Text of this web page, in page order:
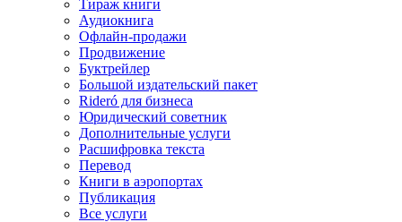
Тираж книги
Аудиокнига
Офлайн-продажи
Продвижение
Буктрейлер
Большой издательский пакет
Rideró для бизнеса
Юридический советник
Дополнительные услуги
Расшифровка текста
Перевод
Книги в аэропортах
Публикация
Все услуги